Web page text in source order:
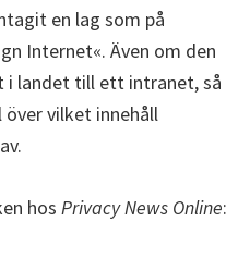
en lag som på
Internet«. Även om den
i landet till ett intranet, så
vilket innehåll
hos Privacy News Online: